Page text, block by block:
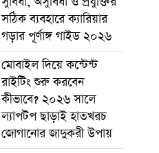
সঠিক ব্যবহারে ক্যারিয়ার
গড়ার পূর্ণাঙ্গ গাইড ২০২৬
মোবাইল দিয়ে কন্টেন্ট
রাইটিং শুরু করবেন
কীভাবে? ২০২৬ সালে
ল্যাপটপ ছাড়াই হাতখরচ
জোগানোর জাদুকরী উপায়